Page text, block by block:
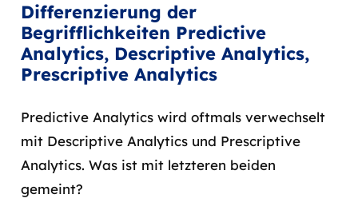
Differenzierung der
Begrifflichkeiten Predictive
Analytics, Descriptive Analytics,
Prescriptive Analytics
Predictive Analytics wird oftmals verwechselt
mit Descriptive Analytics und Prescriptive
Analytics. Was ist mit letzteren beiden
gemeint?